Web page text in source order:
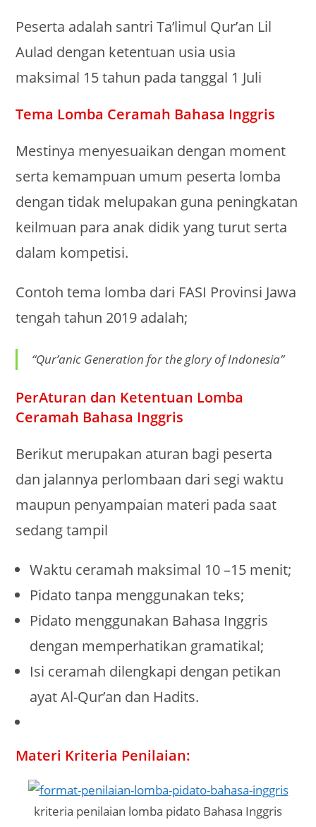
Peserta adalah santri Ta’limul Qur’an Lil
Aulad dengan ketentuan usia usia
maksimal 15 tahun pada tanggal 1 Juli
Tema Lomba Ceramah Bahasa Inggris
Mestinya menyesuaikan dengan moment
serta kemampuan umum peserta lomba
dengan tidak melupakan guna peningkatan
keilmuan para anak didik yang turut serta
dalam kompetisi.
Contoh tema lomba dari FASI Provinsi Jawa
tengah tahun 2019 adalah;
“Qur’anic Generation for the glory of Indonesia”
PerAturan dan Ketentuan Lomba
Ceramah Bahasa Inggris
Berikut merupakan aturan bagi peserta
dan jalannya perlombaan dari segi waktu
maupun penyampaian materi pada saat
sedang tampil
Waktu ceramah maksimal 10 –15 menit;
Pidato tanpa menggunakan teks;
Pidato menggunakan Bahasa Inggris
dengan memperhatikan gramatikal;
Isi ceramah dilengkapi dengan petikan
ayat Al-Qur’an dan Hadits.
Materi Kriteria Penilaian:
kriteria penilaian lomba pidato Bahasa Inggris